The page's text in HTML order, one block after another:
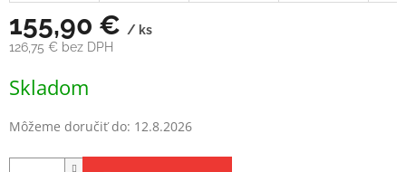
155,90 € / ks
126,75 € bez DPH
cena:
Skladom
Môžeme doručiť do: 12.8.2026